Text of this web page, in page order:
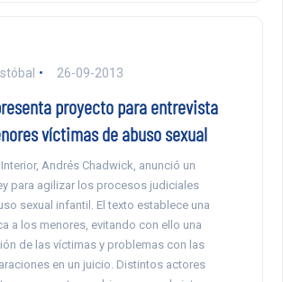
26-09-2013
proyecto para entrevista
víctimas de abuso sexual
Andrés Chadwick, anunció un
para agilizar los procesos judiciales
sexual infantil. El texto establece una
a los menores, evitando con ello una
de las víctimas y problemas con las
en un juicio. Distintos actores